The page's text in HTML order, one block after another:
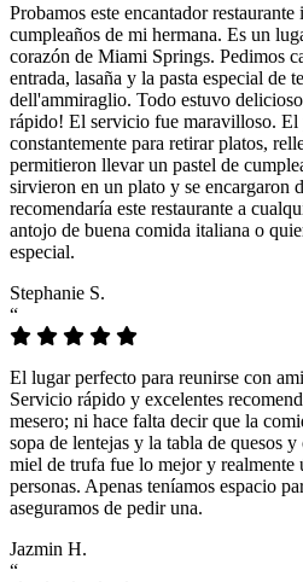
Probamos este encantador
cumpleaños de mi hermana. Es un
corazón de Miami Springs. Pedimos
entrada, lasaña y la pasta especial de
dell'ammiraglio. Todo estuvo
rápido! El servicio fue maravilloso. El
constantemente para retirar platos,
permitieron llevar un pastel de
sirvieron en un plato y se encargaron
recomendaría este restaurante a
antojo de buena comida italiana o
especial.
Stephanie S.
“
El lugar perfecto para reunirse con
Servicio rápido y excelentes
mesero; ni hace falta decir que la
sopa de lentejas y la tabla de quesos
miel de trufa fue lo mejor y realmente
personas. Apenas teníamos espacio
aseguramos de pedir una.
Jazmin H.
“